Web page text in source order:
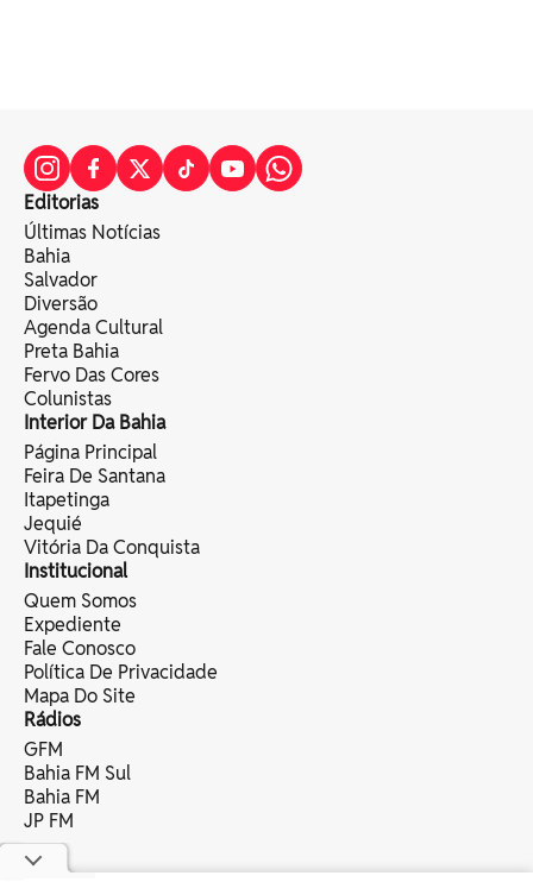
Editorias
Últimas Notícias
Bahia
Salvador
Diversão
Agenda Cultural
Preta Bahia
Fervo Das Cores
Colunistas
Interior Da Bahia
Página Principal
Feira De Santana
Itapetinga
Jequié
Vitória Da Conquista
Institucional
Quem Somos
Expediente
Fale Conosco
Política De Privacidade
Mapa Do Site
Rádios
GFM
Bahia FM Sul
Bahia FM
JP FM